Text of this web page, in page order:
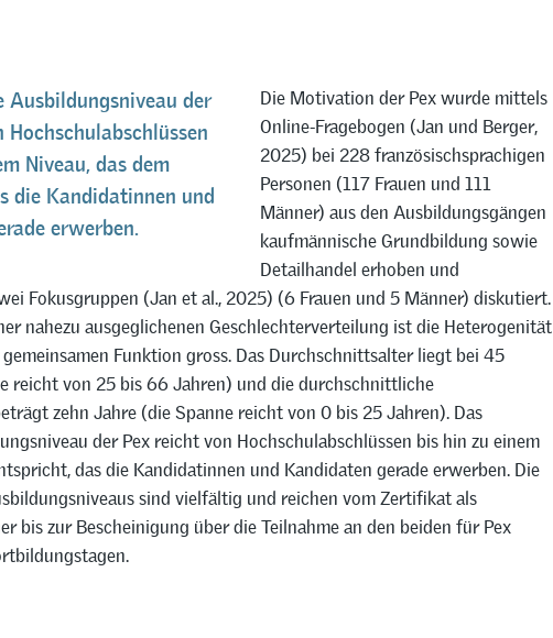
Ausbildungsniveau der
Hochschulabschlüssen
Niveau, das dem
die Kandidatinnen und
erwerben.
Die Motivation der Pex wurde mittels
Online-Fragebogen (Jan und Berger,
2025) bei 228 französischsprachigen
Personen (117 Frauen und 111
Männer) aus den Ausbildungsgängen
kaufmännische Grundbildung sowie
Detailhandel erhoben und
Fokusgruppen (Jan et al., 2025) (6 Frauen und 5 Männer) diskutiert.
nahezu ausgeglichenen Geschlechterverteilung ist die Heterogenität
Funktion gross. Das Durchschnittsalter liegt bei 45
reicht von 25 bis 66 Jahren) und die durchschnittliche
zehn Jahre (die Spanne reicht von 0 bis 25 Jahren). Das
der Pex reicht von Hochschulabschlüssen bis hin zu einem
das die Kandidatinnen und Kandidaten gerade erwerben. Die
sind vielfältig und reichen vom Zertifikat als
bis zur Bescheinigung über die Teilnahme an den beiden für Pex